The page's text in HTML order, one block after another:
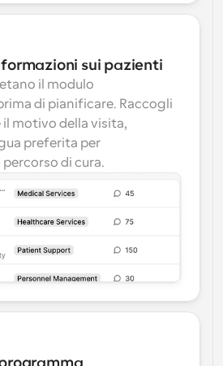
sui pazienti
il modulo
di pianificare. Raccogli
motivo della visita,
preferita per
di cura.